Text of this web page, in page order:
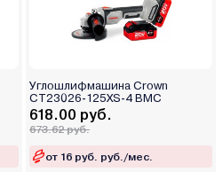
Углошлифмашина Crown
CT23026-125XS-4 BMC
618.00 руб.
673.62 руб.
от 16 руб. руб./мес.